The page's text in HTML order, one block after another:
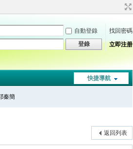
自動登錄
找回密碼
登錄 立即注册
快捷導航
秦簡
返回列表